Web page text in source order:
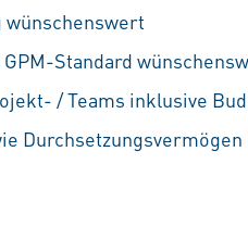
Standard
/ Teams inklusive
Durchsetzungsvermögen